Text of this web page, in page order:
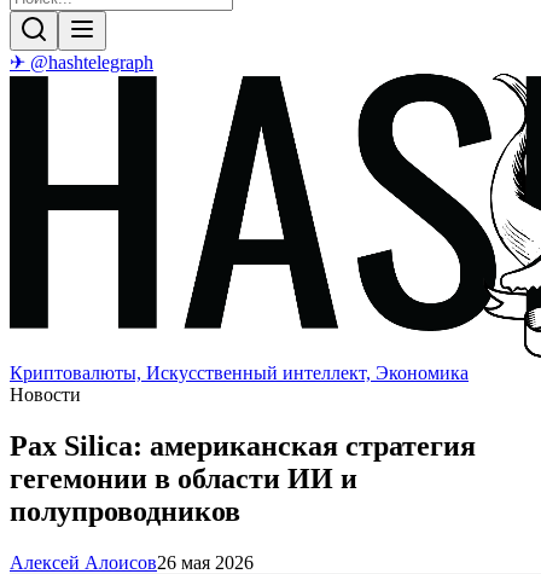
✈ @hashtelegraph
Криптовалюты, Искусственный интеллект, Экономика
Новости
Pax Silica: американская стратегия
гегемонии в области ИИ и
полупроводников
Алексей Алоисов26 мая 2026